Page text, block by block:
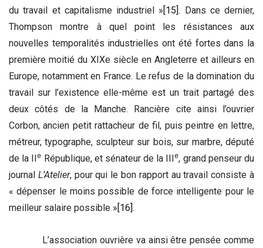
du travail et capitalisme industriel »[15]. Dans ce dernier,
Thompson montre à quel point les résistances aux
nouvelles temporalités industrielles ont été fortes dans la
première moitié du XIXe siècle en Angleterre et ailleurs en
Europe, notamment en France. Le refus de la domination du
travail sur l’existence elle-même est un trait partagé des
deux côtés de la Manche. Rancière cite ainsi l’ouvrier
Corbon, ancien petit rattacheur de fil, puis peintre en lettre,
métreur, typographe, sculpteur sur bois, sur marbre, député
de la IIe République, et sénateur de la IIIe, grand penseur du
journal L’Atelier, pour qui le bon rapport au travail consiste à
« dépenser le moins possible de force intelligente pour le
meilleur salaire possible »[16].
L’association ouvrière va ainsi être pensée comme